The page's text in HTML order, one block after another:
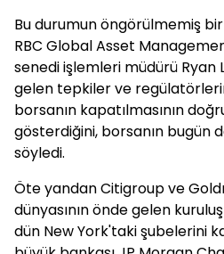
Bu durumun öngörülmemiş
RBC Global Asset
senedi işlemleri müdürü Ryan
gelen tepkiler ve
borsanın kapatılmasının
gösterdiğini, borsanın bugün
söyledi.
Öte yandan Citigroup ve
dünyasının önde gelen
dün New York'taki şubelerini